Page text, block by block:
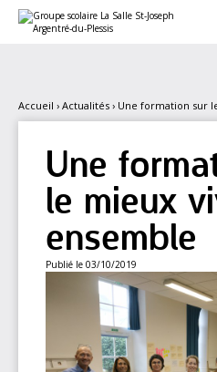
contenu.
personnels
Accueil › Actualités › Une formation sur
Une
le mieux
ensemble
Publié le 03/10/2019